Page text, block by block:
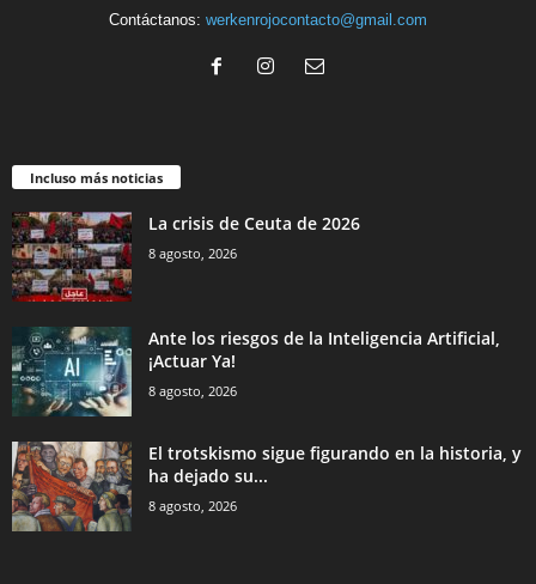
Contáctanos: werkenrojocontacto@gmail.com
Incluso más noticias
La crisis de Ceuta de 2026
8 agosto, 2026
Ante los riesgos de la Inteligencia Artificial,
¡Actuar Ya!
8 agosto, 2026
El trotskismo sigue figurando en la historia, y
ha dejado su...
8 agosto, 2026